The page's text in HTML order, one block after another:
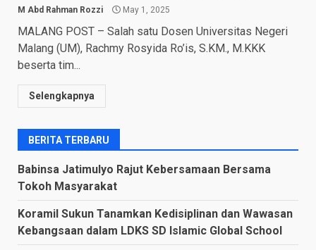
M Abd Rahman Rozzi May 1, 2025
MALANG POST – Salah satu Dosen Universitas Negeri
Malang (UM), Rachmy Rosyida Ro’is, S.KM., M.KKK
beserta tim...
Selengkapnya
BERITA TERBARU
Babinsa Jatimulyo Rajut Kebersamaan Bersama
Tokoh Masyarakat
Koramil Sukun Tanamkan Kedisiplinan dan Wawasan
Kebangsaan dalam LDKS SD Islamic Global School